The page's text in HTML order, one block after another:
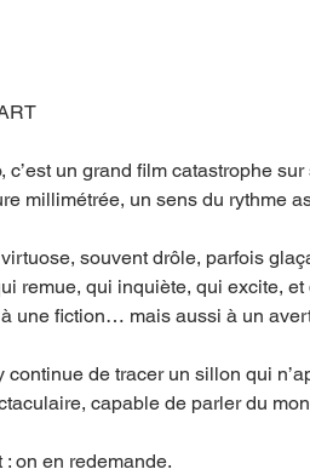
c’est un grand film catastrophe
millimétrée, un sens du rythme
souvent drôle, parfois
remue, qui inquiète, qui excite,
à une fiction… mais aussi à un
continue de tracer un sillon qui
capable de parler du
: on en redemande.